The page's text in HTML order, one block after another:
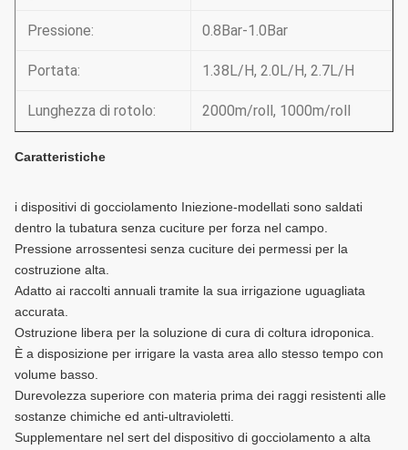
Pressione: 0.8Bar-1.0Bar
Portata: 1.38L/H, 2.0L/H, 2.7L/H
Lunghezza di rotolo: 2000m/roll, 1000m/roll
Caratteristiche
i dispositivi di gocciolamento Iniezione-modellati sono saldati
dentro la tubatura senza cuciture per forza nel campo.
Pressione arrossentesi senza cuciture dei permessi per la
costruzione alta.
Adatto ai raccolti annuali tramite la sua irrigazione uguagliata
accurata.
Ostruzione libera per la soluzione di cura di coltura idroponica.
È a disposizione per irrigare la vasta area allo stesso tempo con
volume basso.
Durevolezza superiore con materia prima dei raggi resistenti alle
sostanze chimiche ed anti-ultravioletti.
Supplementare nel sert del dispositivo di gocciolamento a alta